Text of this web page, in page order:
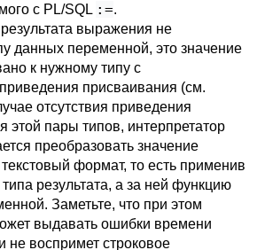
с PL/SQL :=.
выражения не
данных переменной, это значение
к нужному типу с
присваивания (см.
отсутствия приведения
этой пары типов, интерпретатор
преобразовать значение
текстовый формат, то есть применив
результата, а за ней функцию
Заметьте, что при этом
выдавать ошибки времени
не воспримет строковое